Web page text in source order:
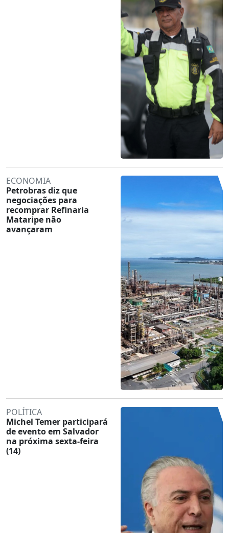
ECONOMIA
Petrobras diz que
negociações para
recomprar Refinaria
Mataripe não
avançaram
POLÍTICA
Michel Temer participará
de evento em Salvador
na próxima sexta-feira
(14)